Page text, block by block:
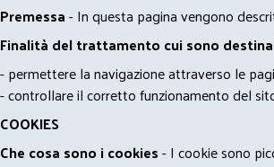
Premessa- In questa pagina vengono
Finalità del trattamento cui sono
- permettere la navigazione attraverso le
- controllare il corretto funzionamento del
COOKIES
Che cosa sono i cookies- I cookie sono